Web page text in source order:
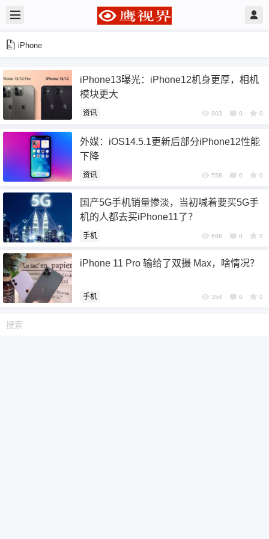
iPhone
iPhone13曝光：iPhone12机身更厚，相机
模块更大
资讯 903 0 0
外媒：iOS14.5.1更新后部分iPhone12性能
下降
资讯 558 0 0
国产5G手机销量惨淡，当初喊着要买5G手
机的人都去买iPhone11了？
手机 686 0 0
iPhone 11 Pro 输给了双摄 Max，啥情况？
手机 354 0 0